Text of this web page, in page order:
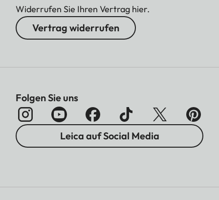
Widerrufen Sie Ihren Vertrag hier.
Vertrag widerrufen
Folgen Sie uns
Leica auf Social Media